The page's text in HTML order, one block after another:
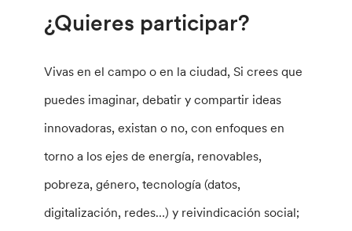
¿Quieres participar?
Vivas en el campo o en la ciudad, Si crees que
puedes imaginar, debatir y compartir ideas
innovadoras, existan o no, con enfoques en
torno a los ejes de energía, renovables,
pobreza, género, tecnología (datos,
digitalización, redes…) y reivindicación social;